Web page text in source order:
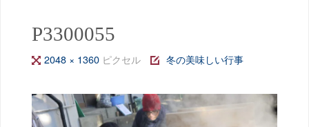
P3300055
フ
サ
イ
2048 × 1360 ピクセル 冬の美味しい行事